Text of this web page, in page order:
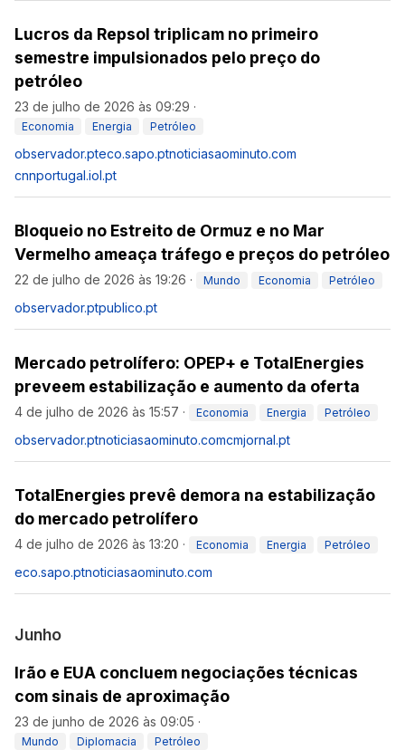
Lucros da Repsol triplicam no primeiro
semestre impulsionados pelo preço do
petróleo
23 de julho de 2026 às 09:29 ·
Economia Energia Petróleo
observador.pteco.sapo.ptnoticiasaominuto.com
cnnportugal.iol.pt
Bloqueio no Estreito de Ormuz e no Mar
Vermelho ameaça tráfego e preços do petróleo
22 de julho de 2026 às 19:26 · Mundo Economia Petróleo
observador.ptpublico.pt
Mercado petrolífero: OPEP+ e TotalEnergies
preveem estabilização e aumento da oferta
4 de julho de 2026 às 15:57 · Economia Energia Petróleo
observador.ptnoticiasaominuto.comcmjornal.pt
TotalEnergies prevê demora na estabilização
do mercado petrolífero
4 de julho de 2026 às 13:20 · Economia Energia Petróleo
eco.sapo.ptnoticiasaominuto.com
Junho
Irão e EUA concluem negociações técnicas
com sinais de aproximação
23 de junho de 2026 às 09:05 ·
Mundo Diplomacia Petróleo